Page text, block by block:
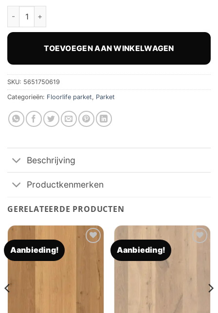
TOEVOEGEN AAN WINKELWAGEN
SKU: 5651750619
Categorieën: Floorlife parket, Parket
Beschrijving
Productkenmerken
GERELATEERDE PRODUCTEN
Aanbieding! Aanbieding!